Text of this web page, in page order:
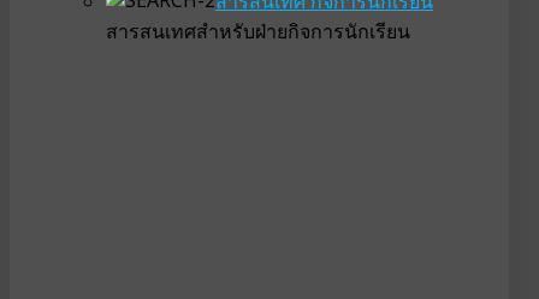
สารสนเทศสำหรับฝ่ายกิจการนักเรียน